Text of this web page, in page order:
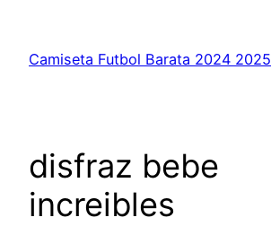
contenido
Camiseta Futbol Barata 2024 2025
disfraz bebe
increibles